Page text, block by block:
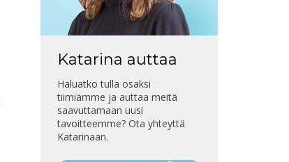
Katarina auttaa
Haluatko tulla osaksi
tiimiämme ja auttaa meitä
saavuttamaan uusi
tavoitteemme? Ota yhteyttä
Katarinaan.